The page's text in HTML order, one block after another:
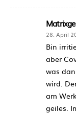
28. April
Bin
aber
was
wird.
am
geiles.